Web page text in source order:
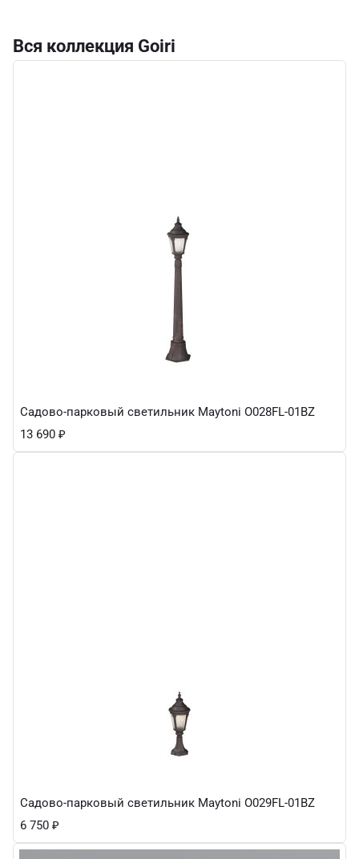
Вся коллекция Goiri
Садово-парковый светильник Maytoni O028FL-01BZ
13 690 ₽
Садово-парковый светильник Maytoni O029FL-01BZ
6 750 ₽